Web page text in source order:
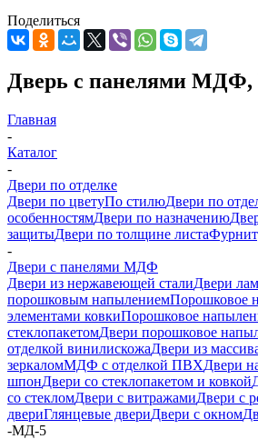
Поделиться
Дверь с панелями
Главная
-
Каталог
-
Двери по отделке
Двери по цветуПо стилюДвери по
особенностямДвери по назначению
защитыДвери по толщине листа
-
Двери с панелями МДФ
Двери из нержавеющей сталиДвери
порошковым напылениемПорошковое
элементами ковкиПорошковое
стеклопакетомДвери порошковое
отделкой винилискожаДвери из
зеркаломМДФ с отделкой ПВХДвери
шпонДвери со стеклопакетом и ковкой
со стекломДвери с витражамиДвери с
двериГлянцевые двериДвери с окном
-МД-5